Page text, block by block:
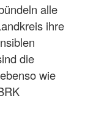
alle
ihre
die
wie